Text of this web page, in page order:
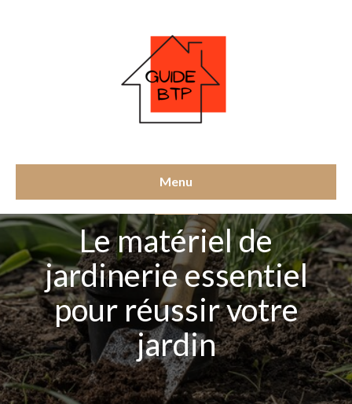
Menu
Le matériel de
jardinerie essentiel
pour réussir votre
jardin